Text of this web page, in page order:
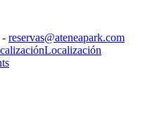
- reservas@ateneapark.com
Localización